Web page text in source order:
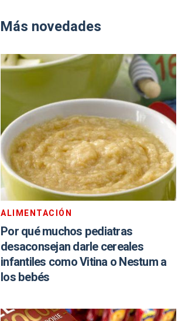
Más novedades
ALIMENTACIÓN
Por qué muchos pediatras
desaconsejan darle cereales
infantiles como Vitina o Nestum a
los bebés